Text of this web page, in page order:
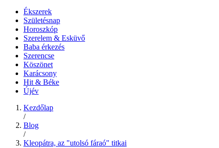
Ékszerek
Születésnap
Horoszkóp
Szerelem & Esküvő
Baba érkezés
Szerencse
Köszönet
Karácsony
Hit & Béke
Újév
Kezdőlap
/
Blog
/
Kleopátra, az "utolsó fáraó" titkai